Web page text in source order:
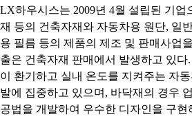
LX하우시스는 2009년 4월 설립된 기업
재 등의 건축자재와 자동차용 원단, 일
용 필름 등의 제품의 제조 및 판매사업
출은 건축자재 판매에서 발생하고 있다
이 환기하고 실내 온도를 지켜주는 자
발에 집중하고 있으며, 바닥재의 경우
공법을 개발하여 우수한 디자인을 구현